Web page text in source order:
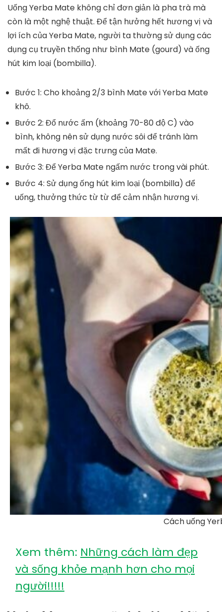
Uống Yerba Mate không chỉ đơn giản là pha trà mà
còn là một nghệ thuật. Để tận hưởng hết hương vị và
lợi ích của Yerba Mate, người ta thường sử dụng các
dụng cụ truyền thống như bình Mate (gourd) và ống
hút kim loại (bombilla).
Bước 1: Cho khoảng 2/3 bình Mate với Yerba Mate
khô.
Bước 2: Đổ nước ấm (khoảng 70-80 độ C) vào
bình, không nên sử dụng nước sôi để tránh làm
mất đi hương vị đặc trưng của Mate.
Bước 3: Để Yerba Mate ngấm nước trong vài phút.
Bước 4: Sử dụng ống hút kim loại (bombilla) để
uống, thưởng thức từ từ để cảm nhận hương vị.
Cách uống
Xem thêm: Những cách làm đẹp
và sống khỏe mạnh hơn cho mọi
người!!!!!